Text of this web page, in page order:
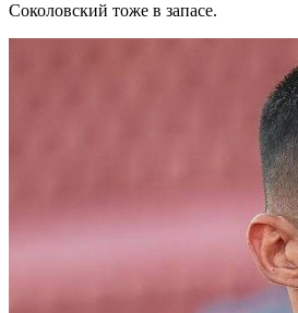
Соколовский тоже в запасе.